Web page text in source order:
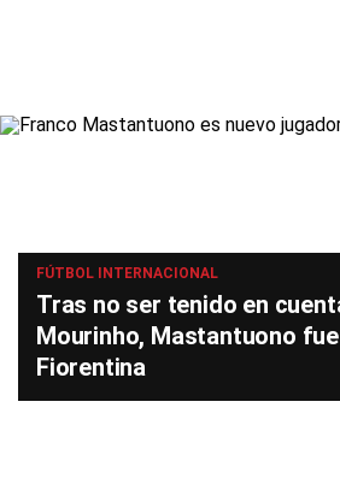
FÚTBOL INTERNACIONAL
Tras no ser tenido en
Mourinho, Mastantuono
Fiorentina